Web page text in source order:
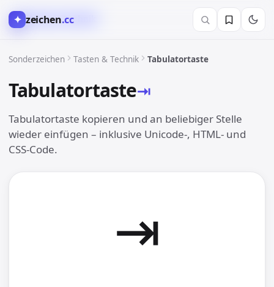
✦ zeichen.cc
Sonderzeichen Tasten & Technik Tabulatortaste
Tabulatortaste⇥︎
Tabulatortaste kopieren und an beliebiger Stelle
wieder einfügen – inklusive Unicode-, HTML- und
CSS-Code.
⌘︎ Tasten & Technik
⇥︎